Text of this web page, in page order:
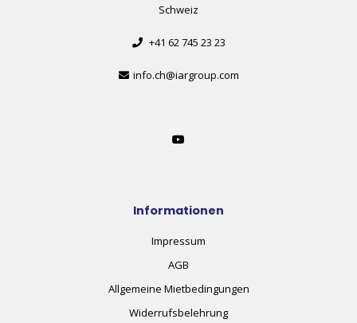
Schweiz
+41 62 745 23 23
info.ch@iargroup.com
Informationen
Impressum
AGB
Allgemeine Mietbedingungen
Widerrufsbelehrung